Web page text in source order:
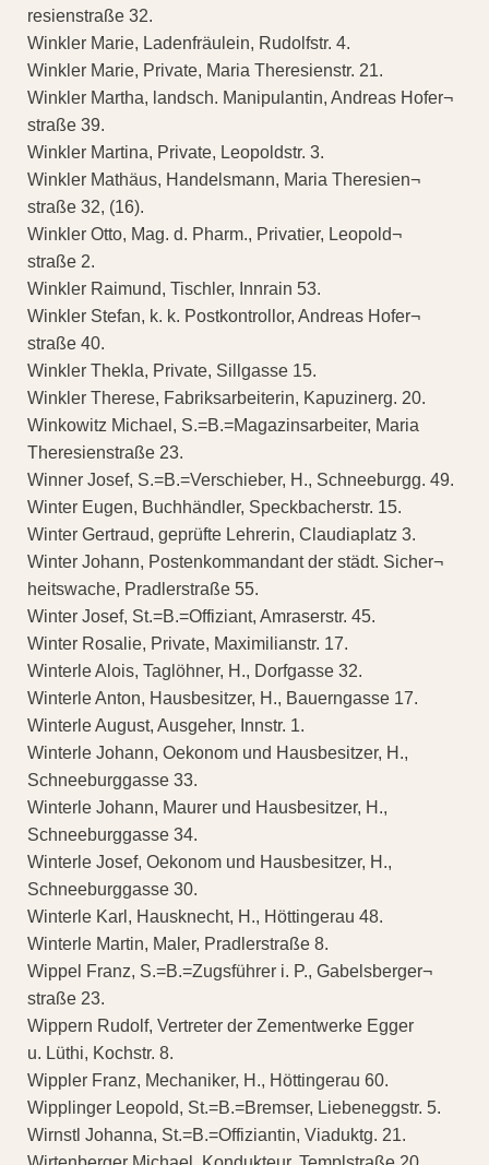
resienstraße 32.
Winkler Marie, Ladenfräulein, Rudolfstr. 4.
Winkler Marie, Private, Maria Theresienstr. 21.
Winkler Martha, landsch. Manipulantin, Andreas Hofer¬
straße 39.
Winkler Martina, Private, Leopoldstr. 3.
Winkler Mathäus, Handelsmann, Maria Theresien¬
straße 32, (16).
Winkler Otto, Mag. d. Pharm., Privatier, Leopold¬
straße 2.
Winkler Raimund, Tischler, Innrain 53.
Winkler Stefan, k. k. Postkontrollor, Andreas Hofer¬
straße 40.
Winkler Thekla, Private, Sillgasse 15.
Winkler Therese, Fabriksarbeiterin, Kapuzinerg. 20.
Winkowitz Michael, S.=B.=Magazinsarbeiter, Maria
Theresienstraße 23.
Winner Josef, S.=B.=Verschieber, H., Schneeburgg. 49.
Winter Eugen, Buchhändler, Speckbacherstr. 15.
Winter Gertraud, geprüfte Lehrerin, Claudiaplatz 3.
Winter Johann, Postenkommandant der städt. Sicher¬
heitswache, Pradlerstraße 55.
Winter Josef, St.=B.=Offiziant, Amraserstr. 45.
Winter Rosalie, Private, Maximilianstr. 17.
Winterle Alois, Taglöhner, H., Dorfgasse 32.
Winterle Anton, Hausbesitzer, H., Bauerngasse 17.
Winterle August, Ausgeher, Innstr. 1.
Winterle Johann, Oekonom und Hausbesitzer, H.,
Schneeburggasse 33.
Winterle Johann, Maurer und Hausbesitzer, H.,
Schneeburggasse 34.
Winterle Josef, Oekonom und Hausbesitzer, H.,
Schneeburggasse 30.
Winterle Karl, Hausknecht, H., Höttingerau 48.
Winterle Martin, Maler, Pradlerstraße 8.
Wippel Franz, S.=B.=Zugsführer i. P., Gabelsberger¬
straße 23.
Wippern Rudolf, Vertreter der Zementwerke Egger
u. Lüthi, Kochstr. 8.
Wippler Franz, Mechaniker, H., Höttingerau 60.
Wipplinger Leopold, St.=B.=Bremser, Liebeneggstr. 5.
Wirnstl Johanna, St.=B.=Offiziantin, Viaduktg. 21.